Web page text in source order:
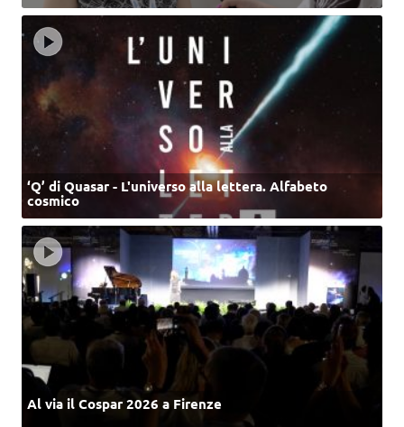
‘Q’ di Quasar - L'universo alla lettera. Alfabeto
cosmico
Al via il Cospar 2026 a Firenze